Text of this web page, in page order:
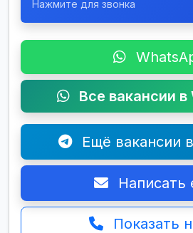
Нажмите для звонка
Все вакансии в
Ещё вакансии
Написать
Показать